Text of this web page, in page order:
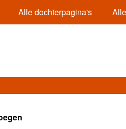
Alle dochterpagina's